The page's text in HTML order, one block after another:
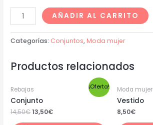
AÑADIR AL CARRITO
Categorías: Conjuntos, Moda mujer
Productos relacionados
¡Oferta!
Rebajas
Conjunto
14,50€13,50€
Moda mujer
Vestido
8,50€